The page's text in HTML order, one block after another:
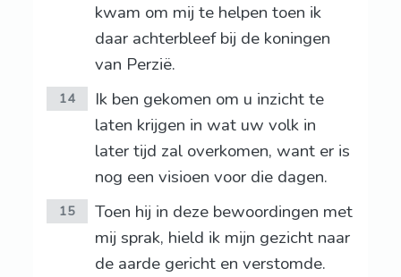
kwam om mij te helpen toen ik
daar achterbleef bij de koningen
van Perzië.
14
Ik ben gekomen om u inzicht te
laten krijgen in wat uw volk in
later tijd zal overkomen, want er is
nog een visioen voor die dagen.
15
Toen hij in deze bewoordingen met
mij sprak, hield ik mijn gezicht naar
de aarde gericht en verstomde.